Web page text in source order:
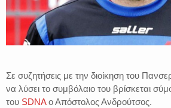
Σε συζητήσεις με την διοίκηση του
να λύσει το συμβόλαιο του βρίσκεται
του SDNAο Απόστολος Ανδρούτσος.